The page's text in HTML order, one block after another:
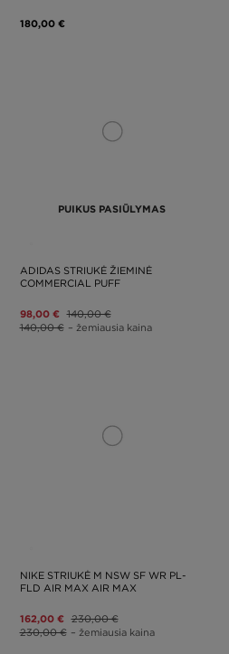
180,00 €
PUIKUS PASIŪLYMAS
ADIDAS STRIUKĖ ŽIEMINĖ
COMMERCIAL PUFF
98,00 € 140,00 €
140,00 € – žemiausia kaina
NIKE STRIUKĖ M NSW SF WR PL-
FLD AIR MAX AIR MAX
162,00 € 230,00 €
230,00 € – žemiausia kaina